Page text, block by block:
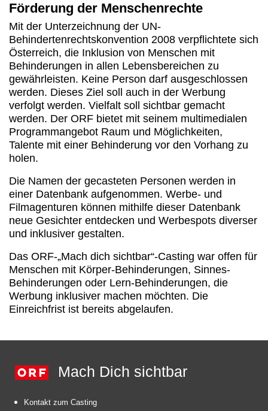
Förderung der Menschenrechte
Mit der Unterzeichnung der UN-
Behindertenrechtskonvention 2008 verpflichtete sich
Österreich, die Inklusion von Menschen mit
Behinderungen in allen Lebensbereichen zu
gewährleisten. Keine Person darf ausgeschlossen
werden. Dieses Ziel soll auch in der Werbung
verfolgt werden. Vielfalt soll sichtbar gemacht
werden. Der ORF bietet mit seinem multimedialen
Programmangebot Raum und Möglichkeiten,
Talente mit einer Behinderung vor den Vorhang zu
holen.
Die Namen der gecasteten Personen werden in
einer Datenbank aufgenommen. Werbe- und
Filmagenturen können mithilfe dieser Datenbank
neue Gesichter entdecken und Werbespots diverser
und inklusiver gestalten.
Das ORF-„Mach dich sichtbar“-Casting war offen für
Menschen mit Körper-Behinderungen, Sinnes-
Behinderungen oder Lern-Behinderungen, die
Werbung inklusiver machen möchten. Die
Einreichfrist ist bereits abgelaufen.
Mach Dich sichtbar
Kontakt zum Casting